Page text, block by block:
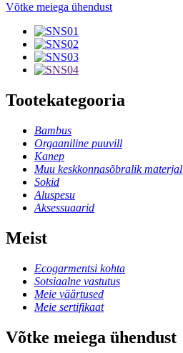
Võtke meiega ühendust
Tootekategooria
Bambus
Orgaaniline puuvill
Kanep
Muu keskkonnasõbralik materjal
Sokid
Aluspesu
Aksessuaarid
Meist
Ecogarmentsi kohta
Sotsiaalne vastutus
Meie väärtused
Meie sertifikaat
Võtke meiega ühendust